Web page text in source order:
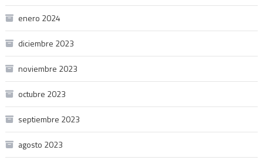
enero 2024
diciembre 2023
noviembre 2023
octubre 2023
septiembre 2023
agosto 2023